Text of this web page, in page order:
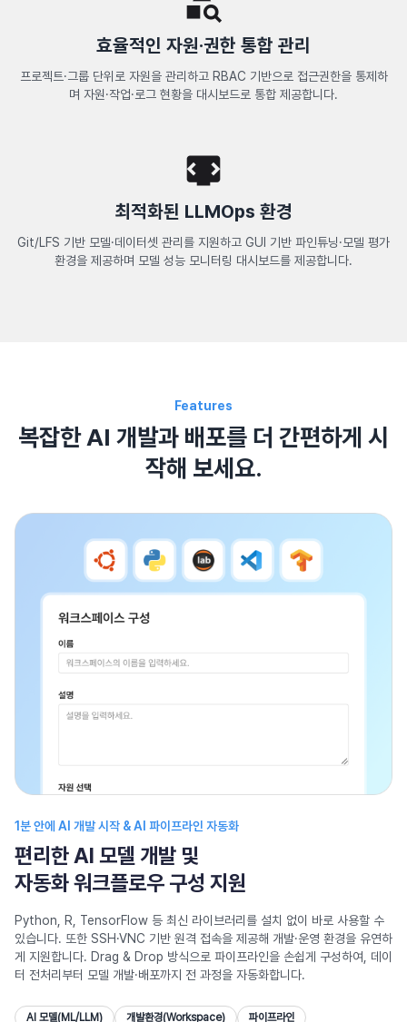
효율적인 자원·권한 통합 관리
프로젝트·그룹 단위로 자원을 관리하고 RBAC 기반으로 접근권한을 통제하
며 자원·작업·로그 현황을 대시보드로 통합 제공합니다.
최적화된 LLMOps 환경
Git/LFS 기반 모델·데이터셋 관리를 지원하고 GUI 기반 파인튜닝·모델 평가
환경을 제공하며 모델 성능 모니터링 대시보드를 제공합니다.
Features
복잡한 AI 개발과 배포를 더 간편하게 시
작해 보세요.
1분 안에 AI 개발 시작 & AI 파이프라인 자동화
편리한 AI 모델 개발 및
자동화 워크플로우 구성 지원
Python, R, TensorFlow 등 최신 라이브러리를 설치 없이 바로 사용할 수
있습니다. 또한 SSH·VNC 기반 원격 접속을 제공해 개발·운영 환경을 유연하
게 지원합니다. Drag & Drop 방식으로 파이프라인을 손쉽게 구성하여, 데이
터 전처리부터 모델 개발·배포까지 전 과정을 자동화합니다.
AI 모델(ML/LLM) 개발환경(Workspace)
파이프라인